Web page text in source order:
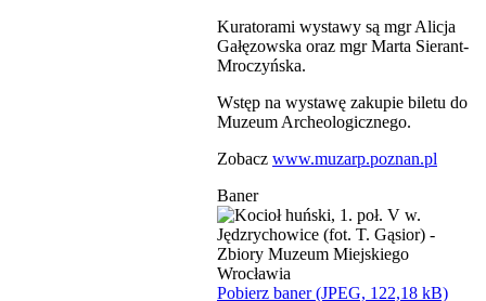
Kuratorami wystawy są mgr Alicja
Gałęzowska oraz mgr Marta Sierant-
Mroczyńska.
Wstęp na wystawę zakupie biletu do
Muzeum Archeologicznego.
Zobacz www.muzarp.poznan.pl
Baner
Pobierz baner (JPEG, 122,18 kB)